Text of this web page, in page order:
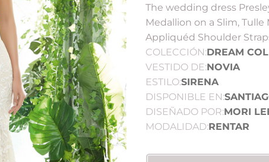
The wedding dress
Medallion on a Slim,
Appliquéd Shoulder
COLECCIÓN:DREAM
VESTIDO DE:NOVIA
ESTILO:SIRENA
DISPONIBLE EN:
DISEÑADO POR:MORI
MODALIDAD:RENTAR